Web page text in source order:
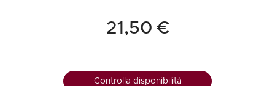
21,50 €
Controlla disponibilità